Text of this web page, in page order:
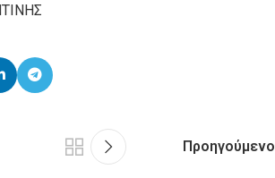
Προηγούμενο